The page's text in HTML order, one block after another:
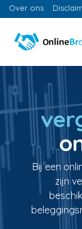
Over ons
Bij een
zijn